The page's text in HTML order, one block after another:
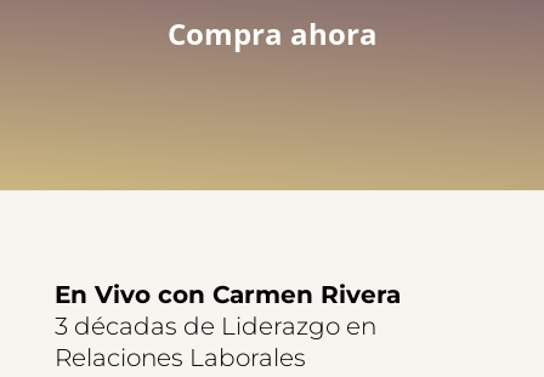
Compra ahora
En Vivo con Carmen Rivera
3 décadas de Liderazgo en
Relaciones Laborales